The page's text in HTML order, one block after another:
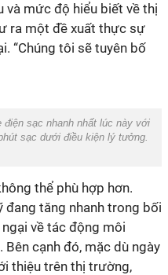
và mức độ hiểu biết về thị
ra một đề xuất thực sự
“Chúng tôi sẽ tuyên bố
sạc nhanh nhất lúc này với
sạc dưới điều kiện lý tưởng.
thể phù hợp hơn.
đang tăng nhanh trong bối
về tác động môi
Bên cạnh đó, mặc dù ngày
thiệu trên thị trường,